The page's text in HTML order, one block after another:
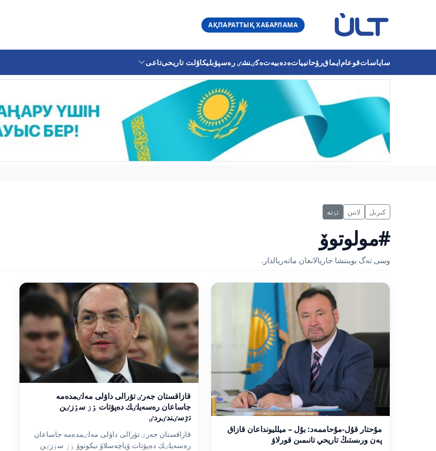
АҚПАРАТТЫҚ ХАБАРЛАМА
ساياساتقوعامايماقرۋحانيياتەدەبيەتەكٸنشٸ رەسپۋبليكاۇلت تاريحىتاعى
كىرىل لاتىن تٶتە
#مولوتوۆ
وسى تەگ بويىنشا جاريالانعان ماتەريالدار.
مۇحتار قۇل-مۇحاممەد: بۇل – ميلليونداعان قازاق
پەن ورىستىڭ تاريحي تانىمىن قورلاۋ
قازاقستان جەرٸ تۋرالى داۋلى مەلٸمدەمە
جاساعان رەسەيلٸك دەپۋتات ٶز سٶزٸن
تٷسٸندٸردٸ
قازاقستان جەرٸ تۋرالى داۋلى مەلٸمدەمە جاساعان
رەسەيلٸك دەپۋتات ۆياچەسلاۆ نيكونوۆ ٶز سٶزٸن